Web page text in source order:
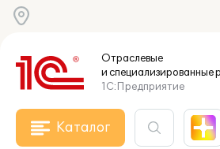
Отраслевые
и специализированные
1С:Предприятие
Каталог